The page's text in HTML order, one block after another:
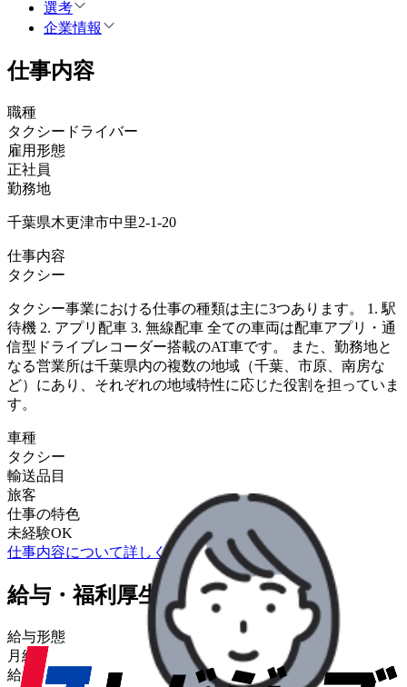
選考
企業情報
仕事内容
職種
タクシードライバー
雇用形態
正社員
勤務地
千葉県木更津市中里2-1-20
仕事内容
タクシー
タクシー事業における仕事の種類は主に3つあります。 1. 駅
待機 2. アプリ配車 3. 無線配車 全ての車両は配車アプリ・通
信型ドライブレコーダー搭載のAT車です。 また、勤務地と
なる営業所は千葉県内の複数の地域（千葉、市原、南房な
ど）にあり、それぞれの地域特性に応じた役割を担っていま
す。
車種
タクシー
輸送品目
旅客
仕事の特色
未経験OK
仕事内容について詳しく知りたい
給与・福利厚生
給与形態
月給
給与